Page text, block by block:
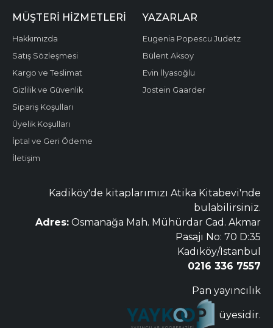
MÜŞTERI HIZMETLERI
Hakkımızda
Satış Sözleşmesi
Kargo ve Teslimat
Gizlilik ve Güvenlik
Sipariş Koşulları
Üyelik Koşulları
İptal ve Geri Ödeme
İletişim
YAZARLAR
Eugenia Popescu Judetz
Bülent Aksoy
Evin İlyasoğlu
Jostein Gaarder
Kadiköy'de kitaplarımızı Atika Kitabevi'nde
bulabilirsiniz.
Adres: Osmanağa Mah. Mühürdar Cad. Akmar
Pasajı No: 70 D:35
Kadıköy/Istanbul
0216 336 7557
Pan yayıncılık
üyesidir.